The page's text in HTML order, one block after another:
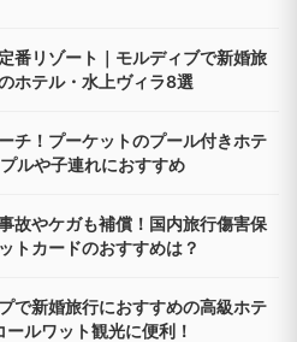
番リゾート｜モルディブで新婚旅
ホテル・水上ヴィラ8選
チ！プーケットのプール付きホテ
ルや子連れにおすすめ
故やケガも補償！国内旅行傷害保
トカードのおすすめは？
で新婚旅行におすすめの高級ホテ
ルワット観光に便利！